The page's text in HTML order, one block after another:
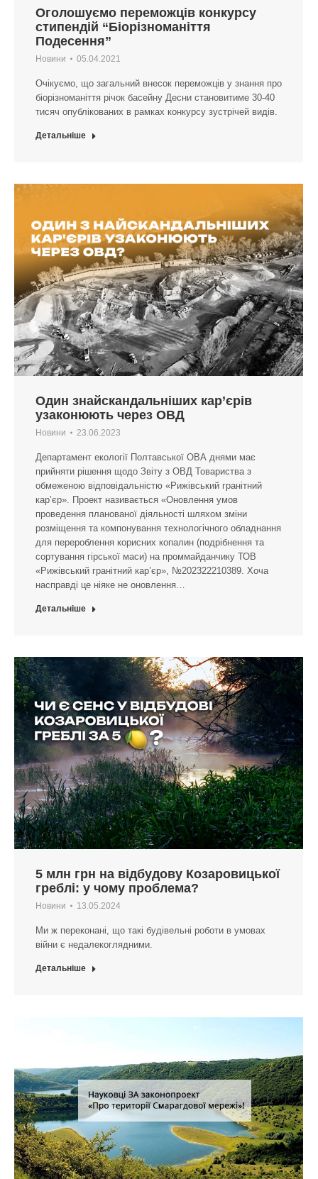
Оголошуємо переможців конкурсу
стипендій “Біорізноманіття
Подесення”
Новини 05.04.2021
Очікуємо, що загальний внесок переможців у знання про
біорізноманіття річок басейну Десни становитиме 30-40
тисяч опублікованих в рамках конкурсу зустрічей видів.
Детальніше
Один знайскандальніших кар’єрів
узаконюють через ОВД
Новини 23.06.2023
Департамент екології Полтавської ОВА днями має
прийняти рішення щодо Звіту з ОВД Товариства з
обмеженою відповідальністю «Рижівський гранітний
кар’єр». Проект називається «Оновлення умов
проведення планованої діяльності шляхом зміни
розміщення та компонування технологічного обладнання
для перероблення корисних копалин (подрібнення та
сортування гірської маси) на проммайданчику ТОВ
«Рижівський гранітний кар’єр», №202322210389. Хоча
насправді це ніяке не оновлення…
Детальніше
5 млн грн на відбудову Козаровицької
греблі: у чому проблема?
Новини 13.05.2024
Ми ж переконані, що такі будівельні роботи в умовах
війни є недалекоглядними.
Детальніше